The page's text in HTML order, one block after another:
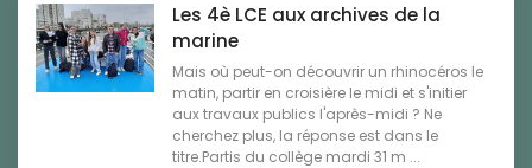
Les 4è LCE aux archives de la
marine
Mais où peut-on découvrir un rhinocéros le
matin, partir en croisière le midi et s'initier
aux travaux publics l'après-midi ? Ne
cherchez plus, la réponse est dans le
titre.Partis du collège mardi 31 m ...